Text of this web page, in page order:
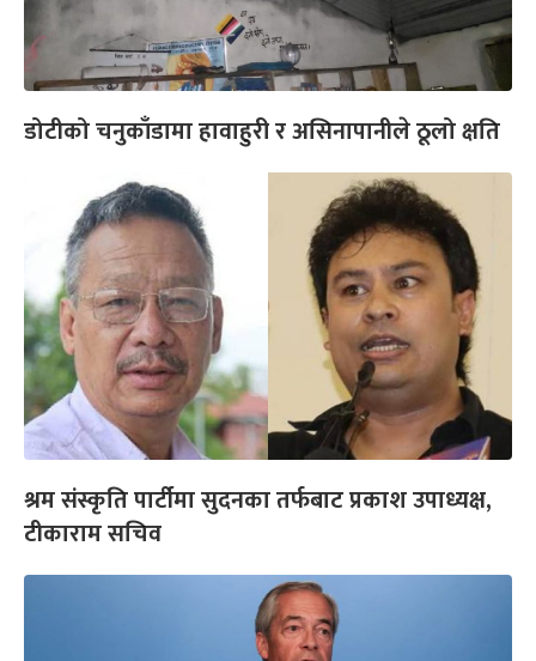
डोटीको चनुकाँडामा हावाहुरी र असिनापानीले ठूलो क्षति
श्रम संस्कृति पार्टीमा सुदनका तर्फबाट प्रकाश उपाध्यक्ष,
टीकाराम सचिव